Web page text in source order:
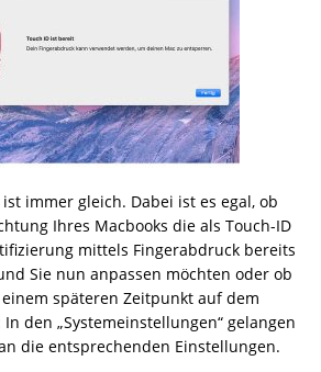
immer gleich. Dabei ist es egal, ob
Ihres Macbooks die als Touch-ID
mittels Fingerabdruck bereits
Sie nun anpassen möchten oder ob
späteren Zeitpunkt auf dem
den „Systemeinstellungen“ gelangen
die entsprechenden Einstellungen.